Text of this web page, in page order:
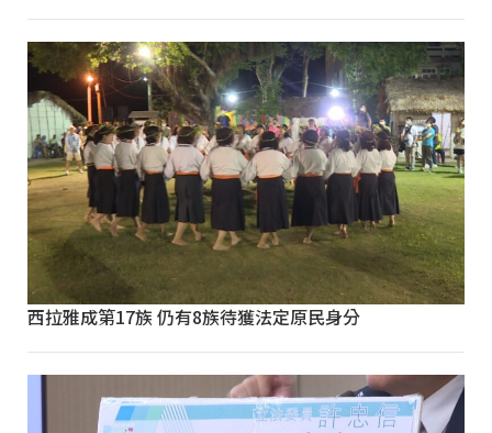
西拉雅成第17族 仍有8族待獲法定原民身分